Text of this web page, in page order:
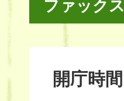
ファックス
開庁時間